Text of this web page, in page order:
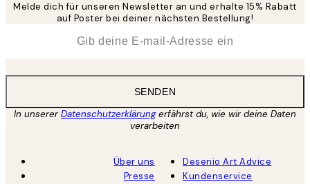
Melde dich für unseren Newsletter an und erhalte 15% Rabatt
auf Poster bei deiner nächsten Bestellung!
SENDEN
In unsererDatenschutzerklärungerfährst du, wie wir deine Daten
verarbeiten
Über uns
Presse
Desenio Art Advice
Kundenservice